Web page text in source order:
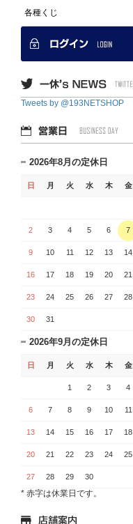
各種くじ
Tweets by @193NETSHOP
2026年8月の定休日
日 月 火 水 木 金
2 3 4 5 6 7
9 10 11 12 13 14
16 17 18 19 20 21
23 24 25 26 27 28
30 31
2026年9月の定休日
日 月 火 水 木 金
1 2 3 4
6 7 8 9 10 11
13 14 15 16 17 18
20 21 22 23 24 25
27 28 29 30
* 赤字は休業日です。